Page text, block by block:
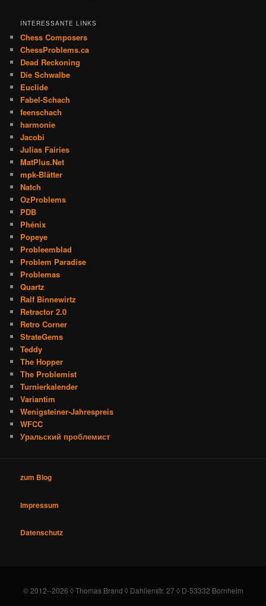
INTERESSANTE LINKS
Chess Composers
ChessProblems.ca
Dead Reckoning
Die Schwalbe
Euclide
Fabel-Schach
feenschach
harmonie
Jacobi
Julias Fairies
MatPlus.Net
mpk-Blätter
Natch
OzProblems
PDB
Phénix
Popeye
Probleemblad
Problem Paradise
Problemas
Quartz
Ralf Binnewirtz
Retractor 2.0
Retro Corner
StrateGems
Teddy
The Hopper
The Problemist
Turnierkalender
Variantim
Wenigsteiner-Jahrespreis
WFCC
Уральский проблемист
zum Blog
Impressum
Datenschutz
© 2012--2026 ◊ Thomas Brand ◊ Dahlienstr. 27 ◊ D-53332 Bornheim